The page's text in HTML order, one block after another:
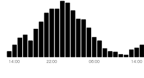
14:00 22:00 06:00 14:00
error o
mejora